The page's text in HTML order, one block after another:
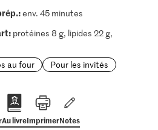
env. 45 minutes
protéines 8 g, lipides 22 g,
au four Pour les invités
Au livreImprimerNotes